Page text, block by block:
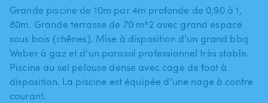
Grande piscine de 10m par 4m profonde de 0​,​90 à 1​,​
80m. Grande terrasse de 70 m^2 avec grand espace
sous bois (chênes). Mise à disposition d’un grand bbq
Weber à gaz et d’un parasol professionnel très stable.
Piscine au sel pelouse dense avec cage de foot à
disposition. La piscine est équipée d’une nage à contre
courant.